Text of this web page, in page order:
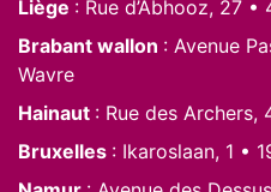
Liège : Rue d’Abhooz, 27
Brabant wallon : Avenue
Wavre
Hainaut : Rue des Archers,
Bruxelles : Ikaroslaan, 1 •